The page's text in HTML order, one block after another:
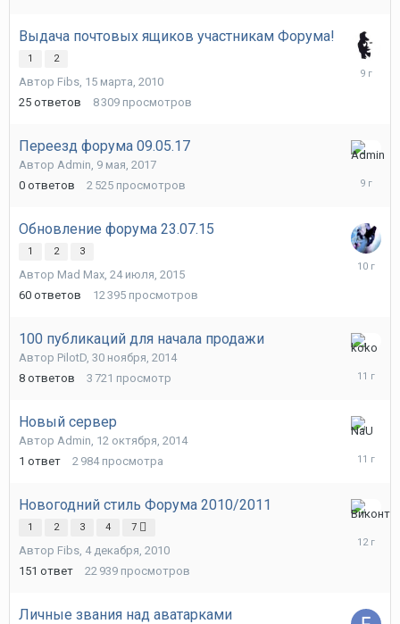
Выдача почтовых ящиков участникам Форума!
1 2
Автор Fibs 15 марта, 2010
25 ответов 8 309 просмотров
30
Переезд форума 09.05.17
Автор Admin 9 мая, 2017
0 ответов 2 525 просмотров
9
мая,
Обновление форума 23.07.15
1 2 3
Автор Mad Max 24 июля, 2015
60 ответов 12 395 просмотров
12
100 публикаций для начала продажи
Автор PilotD 30 ноября, 2014
8 ответов 3 721 просмотр
8
декабря,
Новый сервер
Автор Admin 12 октября, 2014
1 ответ 2 984 просмотра
12
октября,
Новогодний стиль Форума 2010/2011
1 2 3 4 7
Автор Fibs 4 декабря, 2010
151 ответ 22 939 просмотров
13
Личные звания над аватарками